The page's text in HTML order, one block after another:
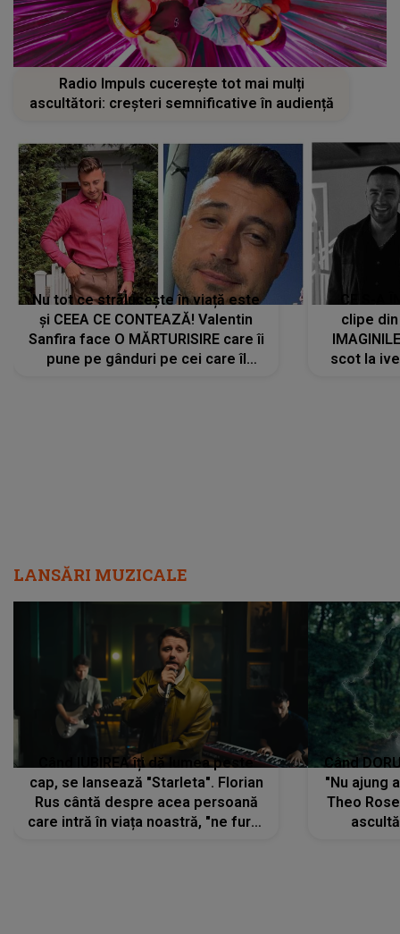
și CEEA CE CONTEAZĂ! Valentin
Sanfira face O MĂRTURISIRE care îi
pune pe gânduri pe cei care îl
urmăresc în ONLINE. Mesajul
artistului este despre ceva ce
uităm cu toții, uneori: "La final, nu
vom..."
clipe
scot la
Când IUBIREA îți dă lumea peste
cap, se lansează "Starleta". Florian
Rus cântă despre acea persoană
care intră în viața noastră, "ne fură"
toate PRIVIRILE, toate GÂNDURILE,
tot UNIVERSUL și fără să ne dăm
seama, ajunge să fie motivul
pentru care zâmbim
Când
"Nu ajung
Theo
trece